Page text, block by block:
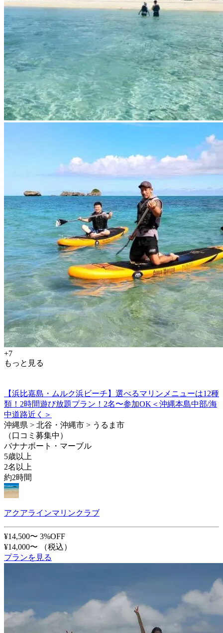
+7
もっと見る
【浜比嘉島・ムルク浜ビーチ】選べるマリンメニューは12種
類！2時間遊び放題プラン！2名〜参加OK＜沖縄本島中部/海
中道路近く＞
沖縄県 > 北谷・沖縄市 > うるま市
（口コミ募集中）
バナナボート・マーブル
5歳以上
2名以上
約2時間
アクアラインマリンクラブ
¥14,500〜 3%OFF
¥14,000〜
（税込）
プランを見る